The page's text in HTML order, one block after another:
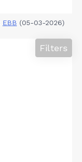
EBB (05-03-2026)
Filters